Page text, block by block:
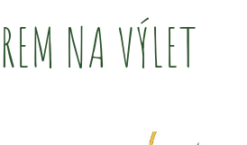
NA VÝLET